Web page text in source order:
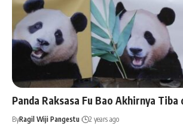
Panda Raksasa Fu Bao Akhirnya Tiba
ByRagil Wiji Pangestu 2 years ago